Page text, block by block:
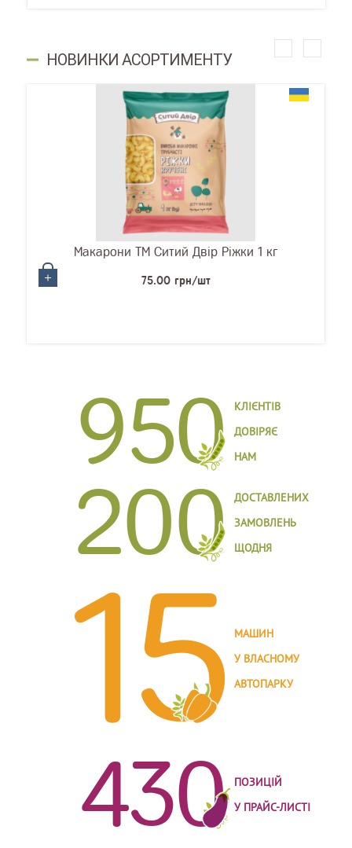
НОВИНКИ АСОРТИМЕНТУ
Макарони ТМ Ситий Двір Ріжки 1 кг
75.00 грн/шт
950
КЛІЄНТІВ
ДОВІРЯЄ
НАМ
200
ДОСТАВЛЕНИХ
ЗАМОВЛЕНЬ
ЩОДНЯ
15
МАШИН
У ВЛАСНОМУ
АВТОПАРКУ
430 ПОЗИЦІЙ
У ПРАЙС-ЛИСТІ